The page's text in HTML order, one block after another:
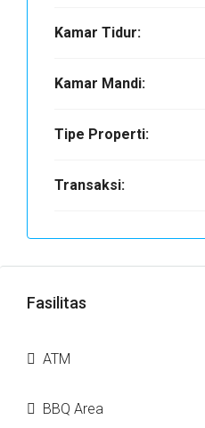
Kamar Tidur:
Kamar Mandi:
Tipe Properti:
Transaksi:
Fasilitas
ATM
BBQ Area